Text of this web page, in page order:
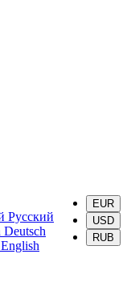
EUR
USD
RUB
Русский
Deutsch
English